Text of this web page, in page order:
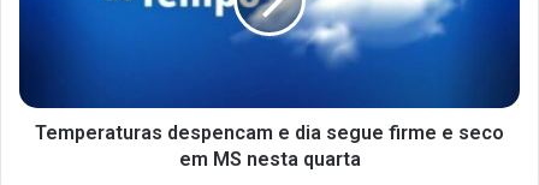
Temperaturas despencam e dia segue firme e seco
em MS nesta quarta